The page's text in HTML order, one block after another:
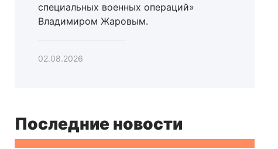
специальных военных операций»
Владимиром Жаровым.
02.08.2026
Последние новости